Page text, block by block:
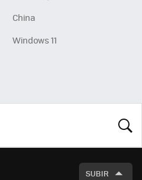
China
Windows 11
SUBIR